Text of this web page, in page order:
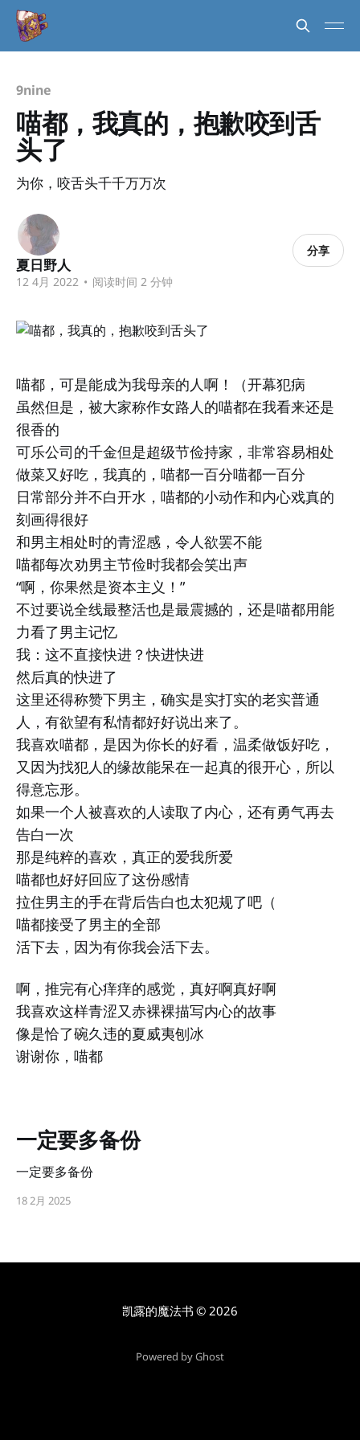
9nine
喵都，我真的，抱歉咬到舌
头了
为你，咬舌头千千万万次
夏日野人
12 4月 2022 • 阅读时间 2 分钟
分享
喵都，可是能成为我母亲的人啊！（开幕犯病
虽然但是，被大家称作女路人的喵都在我看来还是
很香的
可乐公司的千金但是超级节俭持家，非常容易相处
做菜又好吃，我真的，喵都一百分喵都一百分
日常部分并不白开水，喵都的小动作和内心戏真的
刻画得很好
和男主相处时的青涩感，令人欲罢不能
喵都每次劝男主节俭时我都会笑出声
“啊，你果然是资本主义！”
不过要说全线最整活也是最震撼的，还是喵都用能
力看了男主记忆
我：这不直接快进？快进快进
然后真的快进了
这里还得称赞下男主，确实是实打实的老实普通
人，有欲望有私情都好好说出来了。
我喜欢喵都，是因为你长的好看，温柔做饭好吃，
又因为找犯人的缘故能呆在一起真的很开心，所以
得意忘形。
如果一个人被喜欢的人读取了内心，还有勇气再去
告白一次
那是纯粹的喜欢，真正的爱我所爱
喵都也好好回应了这份感情
拉住男主的手在背后告白也太犯规了吧（
喵都接受了男主的全部
活下去，因为有你我会活下去。
啊，推完有心痒痒的感觉，真好啊真好啊
我喜欢这样青涩又赤裸裸描写内心的故事
像是恰了碗久违的夏威夷刨冰
谢谢你，喵都
一定要多备份
一定要多备份
18 2月 2025
凯露的魔法书 © 2026
Powered by Ghost